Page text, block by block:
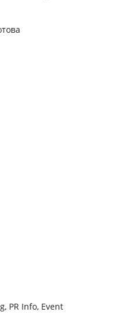
PR Info, Event